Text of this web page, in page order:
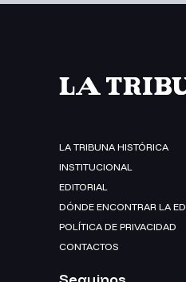
LA TRIBUNA HISTÓRICA
INSTITUCIONAL
EDITORIAL
DÓNDE ENCONTRAR LA
POLÍTICA DE PRIVACIDAD
CONTACTOS